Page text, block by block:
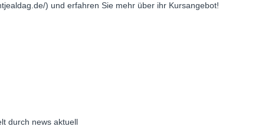
) und erfahren Sie mehr über ihr Kursangebot!
durch news aktuell